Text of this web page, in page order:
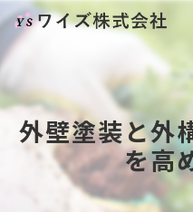
外壁塗装と外
を高